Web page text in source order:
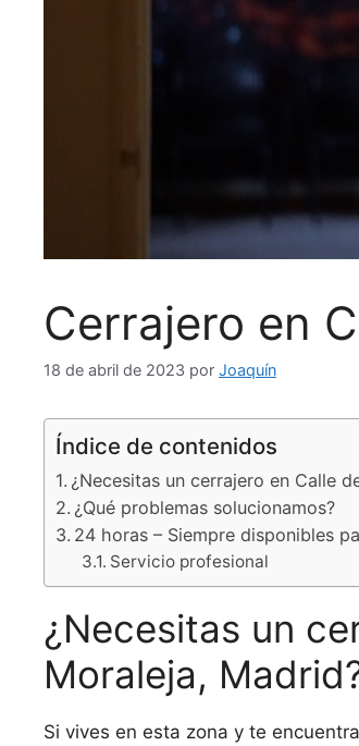
Cerrajero en
18 de abril de 2023 por Joaquín
Índice de contenidos
¿Necesitas un cerrajero en Calle
¿Qué problemas solucionamos?
24 horas – Siempre disponibles
Servicio profesional
¿Necesitas un
Moraleja,
Si vives en esta zona y te